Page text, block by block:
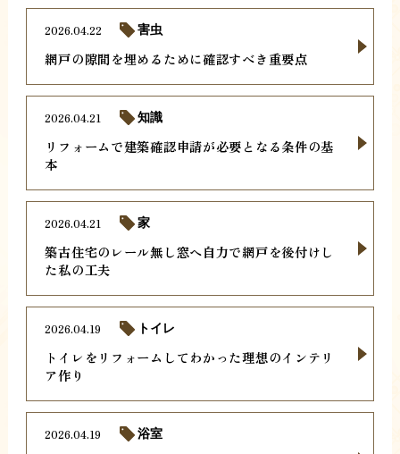
網戸の隙間を埋めるために確認すべき重要点
2026.04.22 害虫
リフォームで建築確認申請が必要となる条件の基
本
2026.04.21 知識
築古住宅のレール無し窓へ自力で網戸を後付けし
た私の工夫
2026.04.21 家
トイレをリフォームしてわかった理想のインテリ
ア作り
2026.04.19 トイレ
2026.04.19 浴室